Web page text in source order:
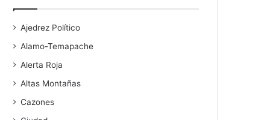
Ajedrez Político
Alamo-Temapache
Alerta Roja
Altas Montañas
Cazones